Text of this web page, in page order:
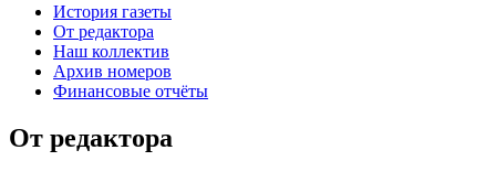
История газеты
От редактора
Наш коллектив
Архив номеров
Финансовые отчёты
От редактора